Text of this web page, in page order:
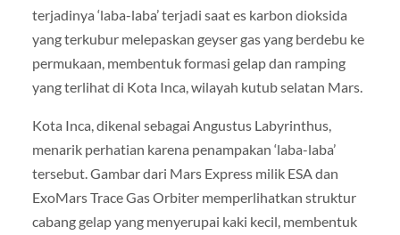
terjadinya ‘laba-laba’ terjadi saat es karbon dioksida
yang terkubur melepaskan geyser gas yang berdebu ke
permukaan, membentuk formasi gelap dan ramping
yang terlihat di Kota Inca, wilayah kutub selatan Mars.
Kota Inca, dikenal sebagai Angustus Labyrinthus,
menarik perhatian karena penampakan ‘laba-laba’
tersebut. Gambar dari Mars Express milik ESA dan
ExoMars Trace Gas Orbiter memperlihatkan struktur
cabang gelap yang menyerupai kaki kecil, membentuk